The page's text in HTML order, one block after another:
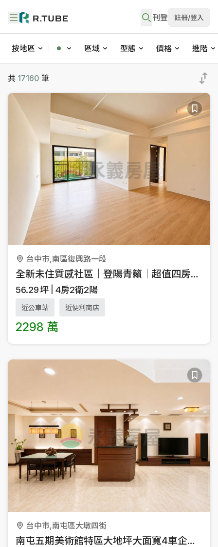
刊登 註冊/登入
按地區 區域 型態 價格 進階
不動產買賣與社區物件搜尋
共 17160 筆
台中市,南區復興路一段
全新未住質感社區｜登陽青籟｜超值四房平車
56.29坪 4房2衛2陽
近公車站 近便利商店
2298 萬
台中市,南屯區大墩四街
南屯五期美術館特區大地坪大面寬4車企業總部